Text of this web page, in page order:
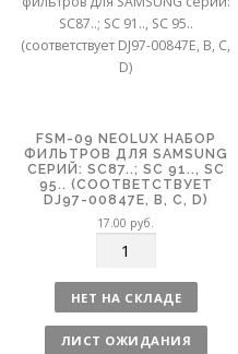
FSM-09 NEOLUX НАБОР
ФИЛЬТРОВ ДЛЯ SAMSUNG
СЕРИЙ: SC87..; SC 91.., SC
95.. (СООТВЕТСТВУЕТ
DJ97-00847E, B, C, D)
17.00 руб.
л
и
ч
НЕТ НА СКЛАДЕ
ЛИСТ ОЖИДАНИЯ